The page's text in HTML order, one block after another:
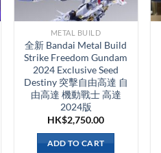
METAL BUILD
全新 Bandai Metal Build
Strike Freedom Gundam
2024 Exclusive Seed
Destiny 突擊自由高達 自
由高達 機動戰士 高達
2024版
HK$2,750.00
ADD TO CART